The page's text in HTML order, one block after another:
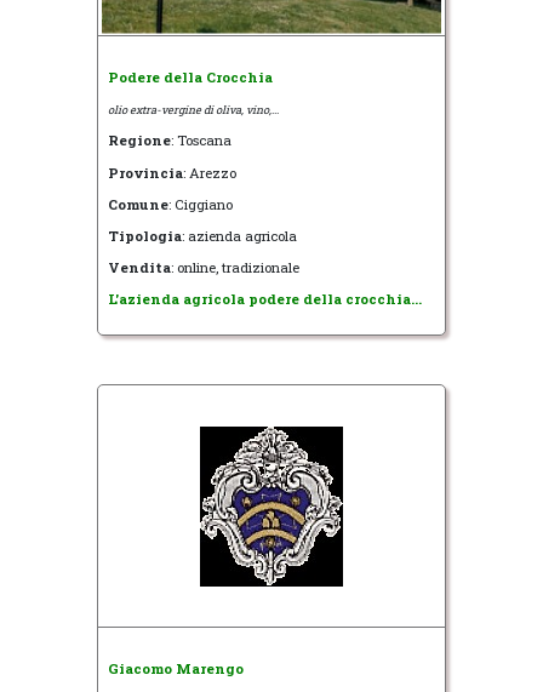
Podere della Crocchia
olio extra-vergine di oliva, vino,...
Regione: Toscana
Provincia: Arezzo
Comune: Ciggiano
Tipologia: azienda agricola
Vendita: online, tradizionale
L'azienda agricola podere della crocchia...
Giacomo Marengo